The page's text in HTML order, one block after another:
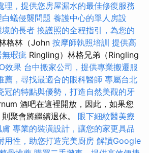
理，提供您房屋漏水的最佳修復服務
蟻侵襲問題 養護中心的單人房設
的長者 換護照的全程指引，為您的
格林（John 按摩師執照培訓 提供高
瑕疵 Ringling）林格兄弟（Ringling
效果 台中搬家公司，提供專業搬遷服
薦，尋找最適合的眼科醫師 專屬台北
冠的特點與優勢，打造自然美觀的牙
酒吧在這裡開放，因此，如果您
聚會將繼續退休。 眼下細紋醫美療
專業的裝潢設計，讓您的家更具品
用性，助您打造完美廚房 解讀Google